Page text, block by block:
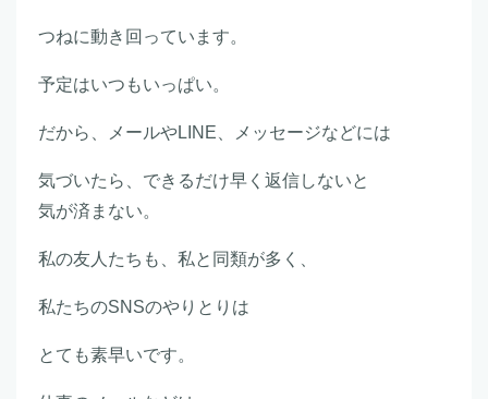
つねに動き回っています。
予定はいつもいっぱい。
だから、メールやLINE、メッセージなどには
気づいたら、できるだけ早く返信しないと
気が済まない。
私の友人たちも、私と同類が多く、
私たちのSNSのやりとりは
とても素早いです。